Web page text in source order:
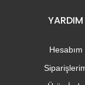
YARDIM
Hesabım